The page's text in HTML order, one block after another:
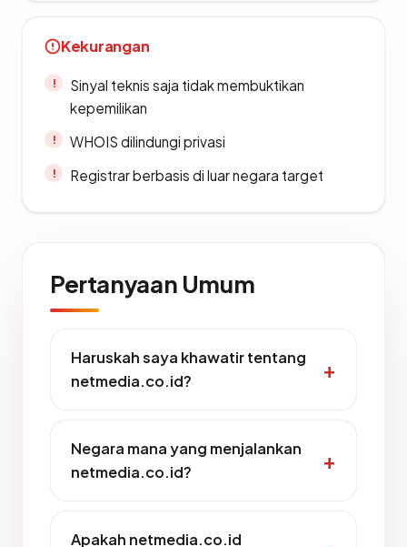
Kekurangan
Sinyal teknis saja tidak membuktikan
kepemilikan
WHOIS dilindungi privasi
Registrar berbasis di luar negara target
Pertanyaan Umum
Haruskah saya khawatir tentang
netmedia.co.id?
Negara mana yang menjalankan
netmedia.co.id?
Apakah netmedia.co.id